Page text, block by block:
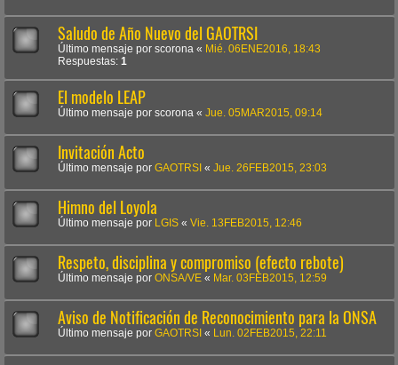
Saludo de Año Nuevo del GAOTRSI
Último mensaje por scorona « Mié. 06ENE2016, 18:43
Respuestas: 1
El modelo LEAP
Último mensaje por scorona « Jue. 05MAR2015, 09:14
Invitación Acto
Último mensaje por GAOTRSI « Jue. 26FEB2015, 23:03
Himno del Loyola
Último mensaje por LGIS « Vie. 13FEB2015, 12:46
Respeto, disciplina y compromiso (efecto rebote)
Último mensaje por ONSA/VE « Mar. 03FEB2015, 12:59
Aviso de Notificación de Reconocimiento para la ONSA
Último mensaje por GAOTRSI « Lun. 02FEB2015, 22:11